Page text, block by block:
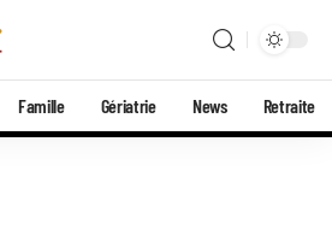
Famille Gériatrie News Retraite